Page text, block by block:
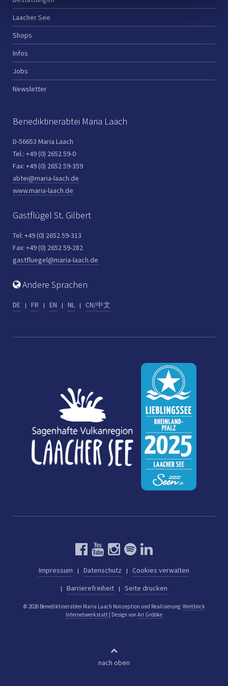
Laacher See
Shops
Infos
Jobs
Newsletter
Benediktinerabtei Maria Laach
D-56653 Maria Laach
Tel.: +49 (0) 2652 59-0
Fax: +49 (0) 2652 59-359
abtei@maria-laach.de
www.maria-laach.de
Gastflügel St. Gilbert
Tel: +49 (0) 2652 59-313
Fax: +49 (0) 2652 59-282
gastfluegel@maria-laach.de
Andere Sprachen
DE FR EN NL CN/中文
Impressum Datenschutz
Cookies verwalten
Barrierefreiheit
Seite drucken
© 2026 Benediktinerabtei Maria Laach Konzeption und Realisierung: Weitblick
Internetwerkstatt | Design von Ari Gröbke
nach oben